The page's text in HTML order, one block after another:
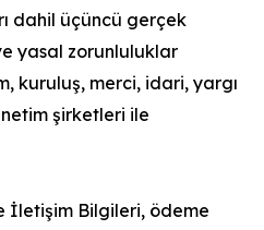
dahil üçüncü gerçek
yasal zorunluluklar
kuruluş, merci, idari, yargı
şirketleri ile
İletişim Bilgileri, ödeme